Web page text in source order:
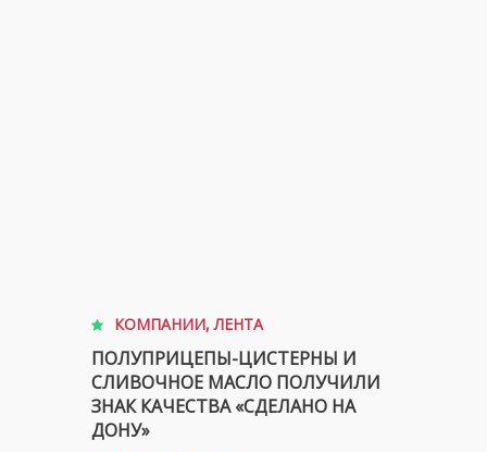
КОМПАНИИ,ЛЕНТА
ПОЛУПРИЦЕПЫ-ЦИСТЕРНЫ И
СЛИВОЧНОЕ МАСЛО ПОЛУЧИЛИ
ЗНАК КАЧЕСТВА «СДЕЛАНО НА
ДОНУ»